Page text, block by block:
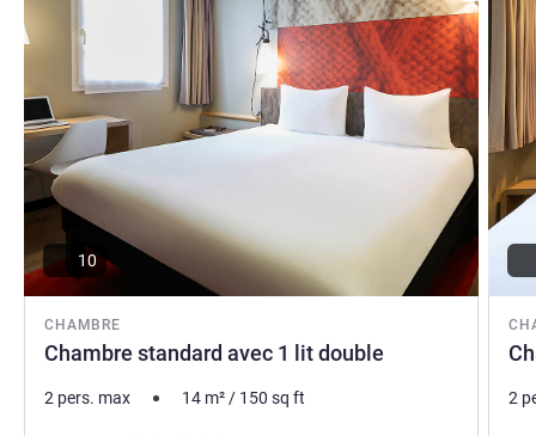
CHAMBRE
Chambre standard avec 1 lit double
10
2 pers. max 14 m²/ 150 sq ft 2